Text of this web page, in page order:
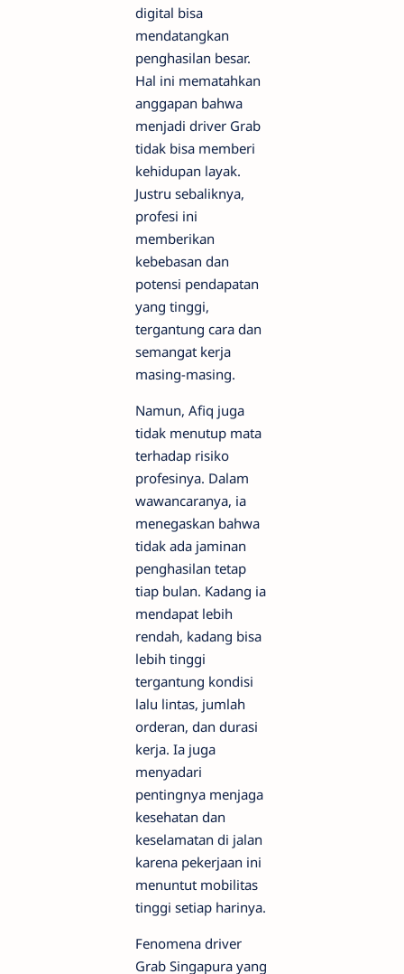
digital bisa
mendatangkan
penghasilan besar.
Hal ini mematahkan
anggapan bahwa
menjadi driver Grab
tidak bisa memberi
kehidupan layak.
Justru sebaliknya,
profesi ini
memberikan
kebebasan dan
potensi pendapatan
yang tinggi,
tergantung cara dan
semangat kerja
masing-masing.
Namun, Afiq juga
tidak menutup mata
terhadap risiko
profesinya. Dalam
wawancaranya, ia
menegaskan bahwa
tidak ada jaminan
penghasilan tetap
tiap bulan. Kadang ia
mendapat lebih
rendah, kadang bisa
lebih tinggi
tergantung kondisi
lalu lintas, jumlah
orderan, dan durasi
kerja. Ia juga
menyadari
pentingnya menjaga
kesehatan dan
keselamatan di jalan
karena pekerjaan ini
menuntut mobilitas
tinggi setiap harinya.
Fenomena driver
Grab Singapura yang